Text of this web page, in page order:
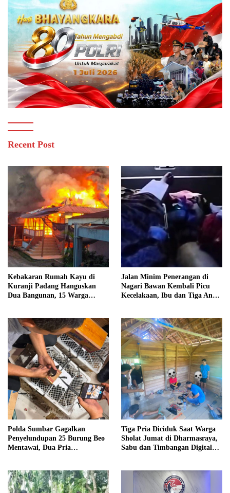
Recent Post
Kebakaran Rumah Kayu di
Kuranji Padang Hanguskan
Dua Bangunan, 15 Warga
Jalan Minim Penerangan di
Nagari Bawan Kembali Picu
Kecelakaan, Ibu dan Tiga Anak
Polda Sumbar Gagalkan
Penyelundupan 25 Burung Beo
Mentawai, Dua Pria
Tiga Pria Diciduk Saat Warga
Sholat Jumat di Dharmasraya,
Sabu dan Timbangan Digital